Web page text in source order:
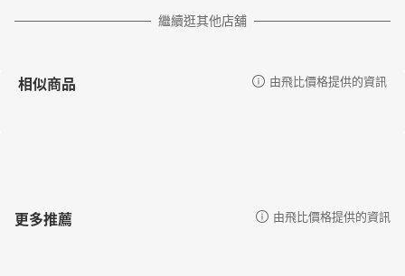
繼續逛其他店舖
相似商品 由飛比價格提供的資訊
更多推薦 由飛比價格提供的資訊